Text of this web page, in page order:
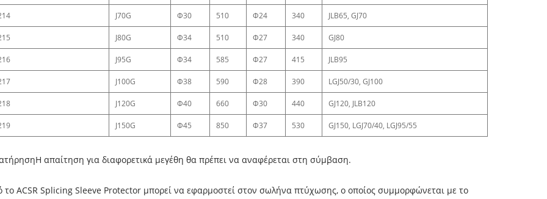
J70G Φ30 510 Φ24 340 JLB65, GJ70
J80G Φ34 510 Φ27 340 GJ80
J95G Φ34 585 Φ27 415 JLB95
J100G Φ38 590 Φ28 390 LGJ50/30, GJ100
J120G Φ40 660 Φ30 440 GJ120, JLB120
J150G Φ45 850 Φ37 530 GJ150, LGJ70/40, LGJ95/55
απαίτηση για διαφορετικά μεγέθη θα πρέπει να αναφέρεται στη σύμβαση.
το ACSR Splicing Sleeve Protector μπορεί να εφαρμοστεί στον σωλήνα πτύχωσης, ο οποίος συμμορφώνεται με το